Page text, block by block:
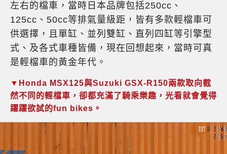
左右的檔車，當時日本品牌包括250cc、
125cc、50cc等排氣量級距，皆有多款輕檔車可
供選擇，且單缸、並列雙缸、直列四缸等引擎型
式、及各式車種皆備，現在回想起來，當時可真
是輕檔車的黃金年代。
▼Honda MSX125與Suzuki GSX-R150兩款取向截
然不同的輕檔車，卻都充滿了騎乘樂趣，光看就會覺得
躍躍欲試的fun bikes。